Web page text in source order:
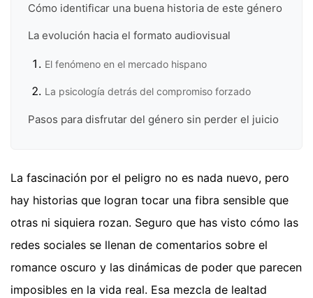
Cómo identificar una buena historia de este género
La evolución hacia el formato audiovisual
El fenómeno en el mercado hispano
La psicología detrás del compromiso forzado
Pasos para disfrutar del género sin perder el juicio
La fascinación por el peligro no es nada nuevo, pero
hay historias que logran tocar una fibra sensible que
otras ni siquiera rozan. Seguro que has visto cómo las
redes sociales se llenan de comentarios sobre el
romance oscuro y las dinámicas de poder que parecen
imposibles en la vida real. Esa mezcla de lealtad